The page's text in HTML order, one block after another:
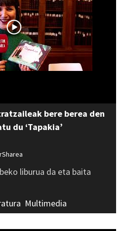
bere berea den
du ‘Tapakia’
liburua da eta baita
Multimedia